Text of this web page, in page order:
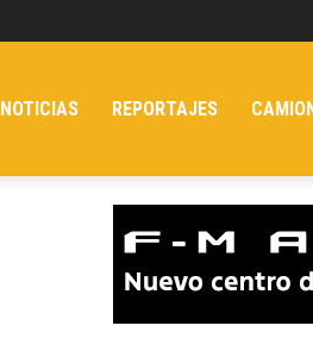
NOTICIAS REPORTAJES